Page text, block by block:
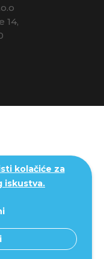
kolačiće za
iskustva.
14,